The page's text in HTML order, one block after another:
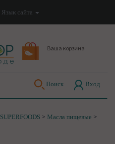
Язык сайта
Ваша корзина
Поиск Вход
SUPERFOODS > Масла пищевые >